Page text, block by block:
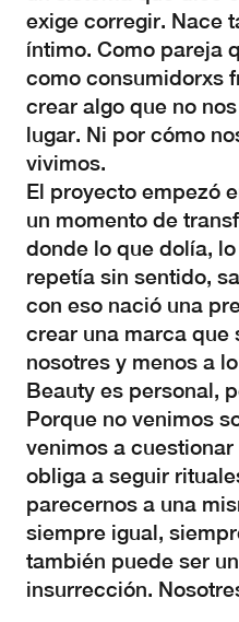
exige corregir. Nace
íntimo. Como pareja
como consumidorxs
crear algo que no
lugar. Ni por cómo
vivimos.
El proyecto empezó
un momento de
donde lo que dolía,
repetía sin sentido,
con eso nació una
crear una marca que
nosotres y menos a
Beauty es personal,
Porque no venimos
venimos a
obliga a seguir
parecernos a una
siempre igual,
también puede ser
insurrección.